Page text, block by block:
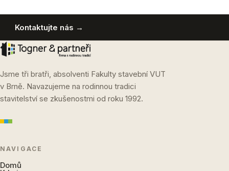
Kontaktujte nás →
Jsme tři bratři, absolventi Fakulty stavební VUT
v Brně. Navazujeme na rodinnou tradici
stavitelství se zkušenostmi od roku 1992.
NAVIGACE
Domů